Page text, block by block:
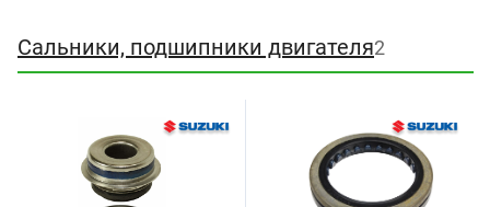
Сальники, подшипники двигателя2